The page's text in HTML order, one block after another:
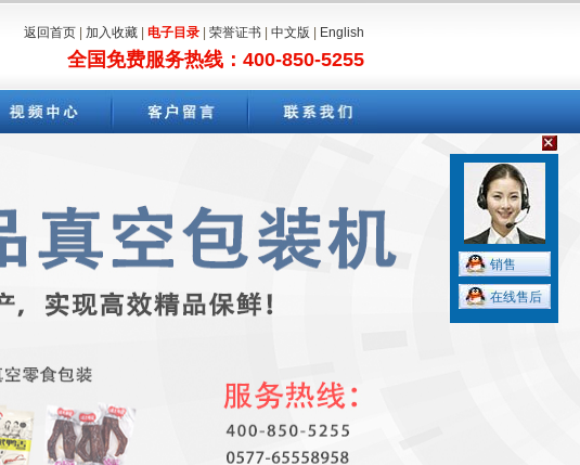
销售
在线售后
返回首页 加入收藏 电子目录 荣誉证书 中文版 English
全国免费服务热线：400-850-5255